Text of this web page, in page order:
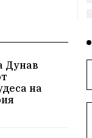
Дунав
на